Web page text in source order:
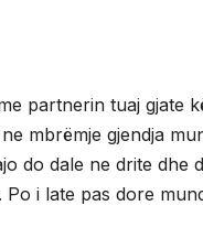
partnerin tuaj gjate
mbrëmje gjendja
do dale ne drite
i late pas dore